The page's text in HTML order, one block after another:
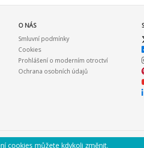
O NÁS
Smluvní podmínky
Cookies
Prohlášení o moderním otroctví
Ochrana osobních údajů
cookies můžete kdykoli změnit.